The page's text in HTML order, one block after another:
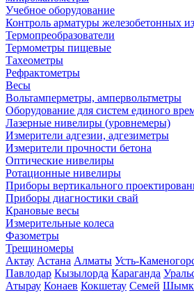
Учебное оборудование
Контроль арматуры железобетонных
Термопреобразователи
Термометры пищевые
Тахеометры
Рефрактометры
Весы
Вольтамперметры, ампервольтметры
Оборудование для систем единого
Лазерные нивелиры (уровнемеры)
Измерители адгезии, адгезиметры
Измерители прочности бетона
Оптические нивелиры
Ротационные нивелиры
Приборы вертикального
Приборы диагностики свай
Крановые весы
Измерительные колеса
Фазометры
Трещиномеры
Актау Астана Алматы Усть-
Павлодар Кызылорда Караганда
Атырау Конаев Кокшетау Семей